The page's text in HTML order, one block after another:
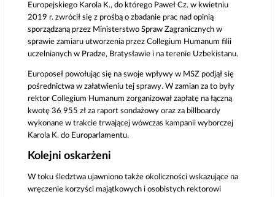
Europejskiego Karola K., do którego Paweł Cz. w kwietniu
2019 r. zwrócił się z prośbą o zbadanie prac nad opinią
sporządzaną przez Ministerstwo Spraw Zagranicznych w
sprawie zamiaru utworzenia przez Collegium Humanum filii
uczelnianych w Pradze, Bratysławie i na terenie Uzbekistanu.
Europoseł powołując się na swoje wpływy w MSZ podjął się
pośrednictwa w załatwieniu tej sprawy. W zamian za to były
rektor Collegium Humanum zorganizował zapłatę na łączną
kwotę 36 955 zł za raport sondażowy oraz za billboardy
wykonane w trakcie trwającej wówczas kampanii wyborczej
Karola K. do Europarlamentu.
Kolejni oskarżeni
W toku śledztwa ujawniono także okoliczności wskazujące na
wręczenie korzyści majątkowych i osobistych rektorowi